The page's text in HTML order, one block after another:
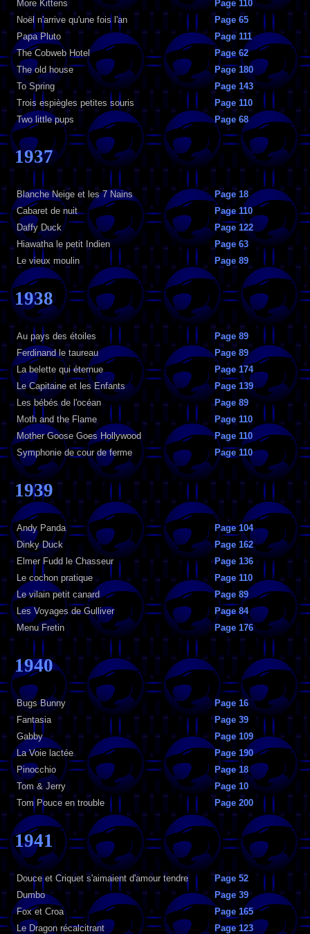
More Kittens
Page 110
Noël n'arrive qu'une fois l'an
Page 65
Papa Pluto
Page 111
The Cobweb Hotel
Page 62
The old house
Page 180
To Spring
Page 143
Trois espiègles petites souris
Page 110
Two little pups
Page 68
1937
Blanche Neige et les 7 Nains
Page 18
Cabaret de nuit
Page 110
Daffy Duck
Page 122
Hiawatha le petit Indien
Page 63
Le vieux moulin
Page 89
1938
Au pays des étoiles
Page 89
Ferdinand le taureau
Page 89
La belette qui éternue
Page 174
Le Capitaine et les Enfants
Page 139
Les bébés de l'océan
Page 89
Moth and the Flame
Page 110
Mother Goose Goes Hollywood
Page 110
Symphonie de cour de ferme
Page 110
1939
Andy Panda
Page 104
Dinky Duck
Page 162
Elmer Fudd le Chasseur
Page 136
Le cochon pratique
Page 110
Le vilain petit canard
Page 89
Les Voyages de Gulliver
Page 84
Menu Fretin
Page 176
1940
Bugs Bunny
Page 16
Fantasia
Page 39
Gabby
Page 109
La Voie lactée
Page 190
Pinocchio
Page 18
Tom & Jerry
Page 10
Tom Pouce en trouble
Page 200
1941
Douce et Criquet s'aimaient d'amour tendre
Page 52
Dumbo
Page 39
Fox et Croa
Page 165
Le Dragon récalcitrant
Page 123